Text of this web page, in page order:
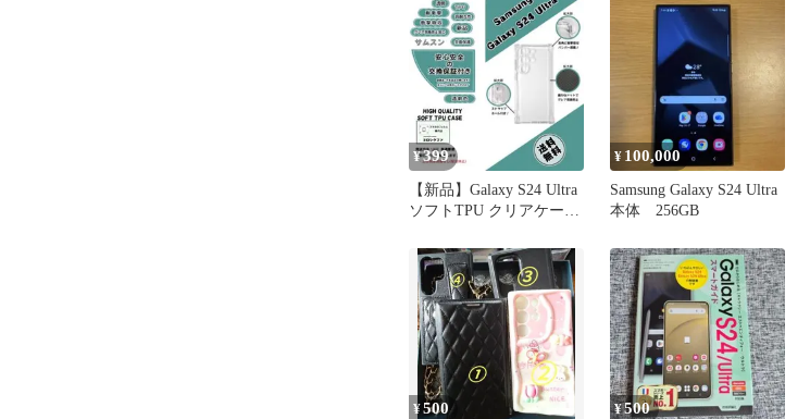
¥399
【新品】Galaxy S24 Ultra
ソフトTPU クリアケース
¥ 100,000
Samsung Galaxy S24 Ultra
本体 256GB
¥500 ¥500